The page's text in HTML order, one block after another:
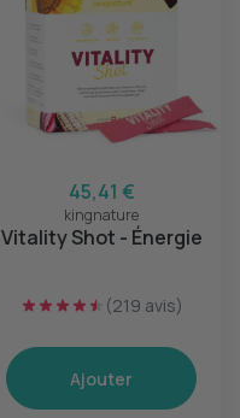
45,41 €
kingnature
Vitality Shot - Énergie
(219 avis)
Ajouter